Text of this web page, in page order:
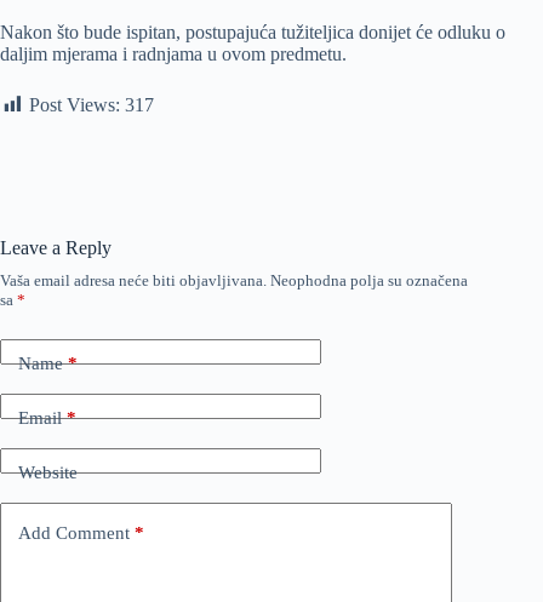
Nakon što bude ispitan, postupajuća tužiteljica donijet će odluku o
daljim mjerama i radnjama u ovom predmetu.
Post Views: 317
Leave a Reply
Vaša email adresa neće biti objavljivana. Neophodna polja su označena
sa *
Name*
Email*
Website
Add Comment *